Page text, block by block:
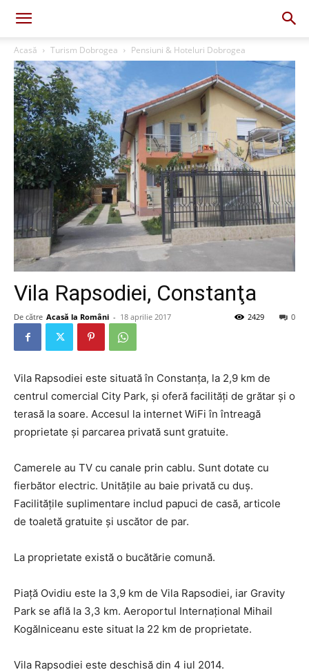
Acasă Turism Dobrogea Pensiuni & Hoteluri Dobrogea
Vila Rapsodiei, Constanţa
De către Acasă la Români - 18 aprilie 2017 0
2429
Vila Rapsodiei este situată în Constanţa, la 2,9 km de
centrul comercial City Park, şi oferă facilităţi de grătar şi o
terasă la soare. Accesul la internet WiFi în întreagă
proprietate şi parcarea privată sunt gratuite.
Camerele au TV cu canale prin cablu. Sunt dotate cu
fierbător electric. Unităţile au baie privată cu duş.
Facilităţile suplimentare includ papuci de casă, articole
de toaletă gratuite şi uscător de par.
La proprietate există o bucătărie comună.
Piaţă Ovidiu este la 3,9 km de Vila Rapsodiei, iar Gravity
Park se află la 3,3 km. Aeroportul Internaţional Mihail
Kogălniceanu este situat la 22 km de proprietate.
Vila Rapsodiei este deschisă din 4 iul 2014.